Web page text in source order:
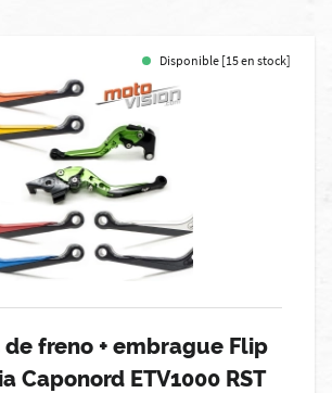
Disponible [15 en stock]
de freno + embrague Flip
Caponord ETV1000 RST